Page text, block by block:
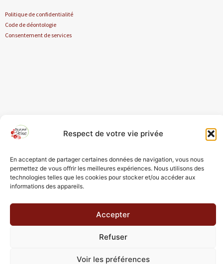
Respect de votre vie privée
En acceptant de partager certaines données de navigation, vous nous
permettez de vous offrir les meilleures expériences. Nous utilisons des
technologies telles que les cookies pour stocker et/ou accéder aux
informations des appareils.
Accepter
Refuser
Voir les préférences
Politique de confidentialité
Code de déontologie
Consentement de services